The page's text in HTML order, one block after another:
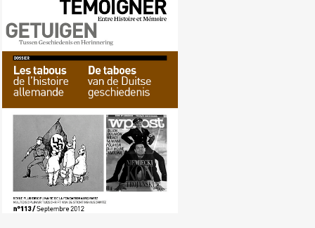
Nr. 113 (09/2012) De taboes van
de Duitse geschiedenis